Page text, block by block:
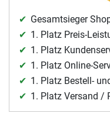
Gesamtsieger
1. Platz Preis-
1. Platz
1. Platz Online-
1. Platz Bestell-
1. Platz Versand /